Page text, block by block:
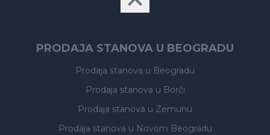
PRODAJA STANOVA U BEOGRADU
Prodaja stanova u Beogradu
Prodaja stanova u Borči
Prodaja stanova u Zemunu
Prodaja stanova u Novom Beogradu